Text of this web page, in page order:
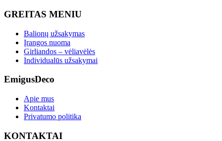
GREITAS MENIU
Balionų užsakymas
Įrangos nuoma
Girliandos – vėliavėlės
Individualūs užsakymai
EmigusDeco
Apie mus
Kontaktai
Privatumo politika
KONTAKTAI